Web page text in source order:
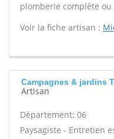
plomberie complète
Voir la fiche artisan :
Campagnes & jardins
Artisan
Département: 06
Paysagiste - Entretien